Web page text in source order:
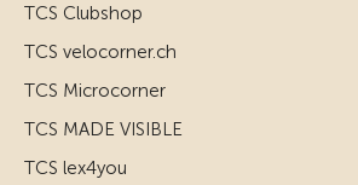
TCS Clubshop
TCS velocorner.ch
TCS Microcorner
TCS MADE VISIBLE
TCS lex4you